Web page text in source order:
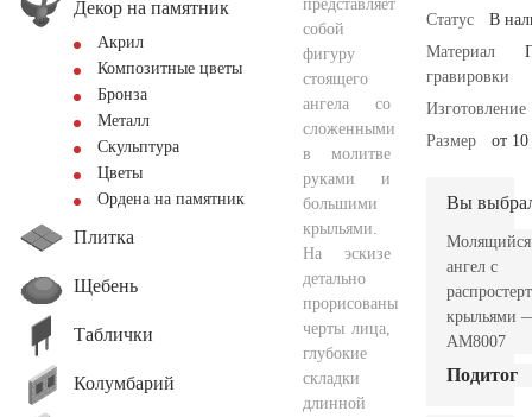
Декор на памятник
Акрил
Композитные цветы
Бронза
Металл
Скульптура
Цветы
Ордена на памятник
Плитка
Щебень
Таблички
Колумбарий
представляет
собой
фигуру
стоящего
ангела со
сложенными
в молитве
руками и
большими
крыльями.
На эскизе
детально
прорисованы
черты лица,
глубокие
складки
длинной
Статус
В
Материал
гравировки
Изготовление
Размер
от
Вы
Молящийся
ангел с
крыльями
AM8007
Подитог